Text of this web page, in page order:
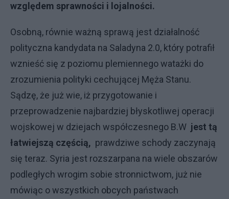
względem sprawności i lojalności.
Osobną, równie ważną sprawą jest działalność
polityczna kandydata na Saladyna 2.0, który potrafił
wznieść się z poziomu plemiennego watażki do
zrozumienia polityki cechującej Męża Stanu.
Sądzę, że już wie, iż przygotowanie i
przeprowadzenie najbardziej błyskotliwej operacji
wojskowej w dziejach współczesnego B.W jest tą
łatwiejszą częścią, prawdziwe schody zaczynają
się teraz. Syria jest rozszarpana na wiele obszarów
podległych wrogim sobie stronnictwom, już nie
mówiąc o wszystkich obcych państwach